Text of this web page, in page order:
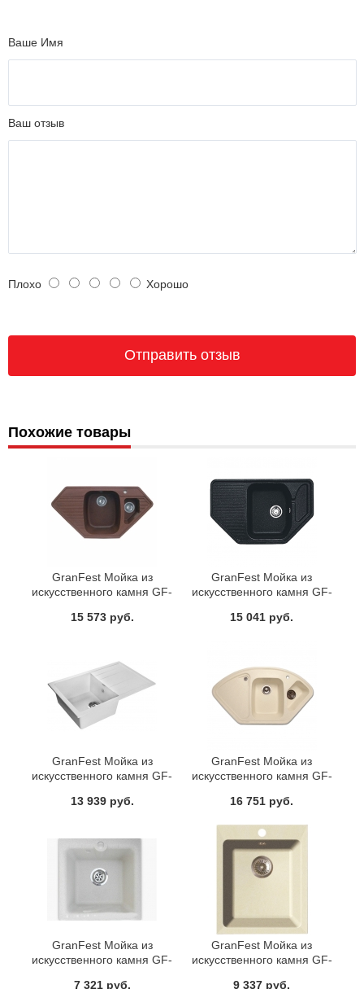
Ваше Имя
Ваш отзыв
Плохо Хорошо
Похожие товары
GranFest Мойка из
искусственного камня GF-
15 573 руб.
GranFest Мойка из
искусственного камня GF-
15 041 руб.
GranFest Мойка из
искусственного камня GF-
13 939 руб.
GranFest Мойка из
искусственного камня GF-
16 751 руб.
GranFest Мойка из
искусственного камня GF-
7 321 руб.
GranFest Мойка из
искусственного камня GF-
9 337 руб.